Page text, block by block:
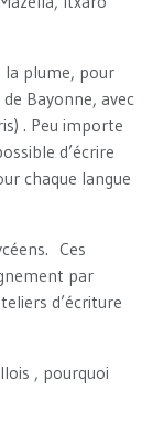
la plume, pour
Bayonne, avec
. Peu importe
d’écrire
chaque langue
Ces
par
d’écriture
, pourquoi